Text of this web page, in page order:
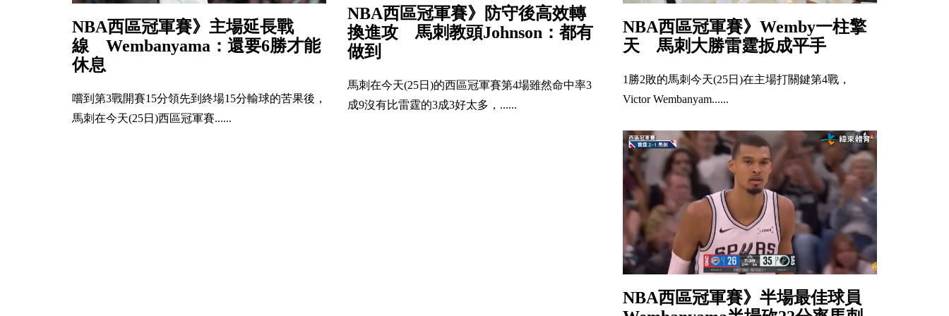
NBA西區冠軍賽》主場延長戰
線 Wembanyama：還要6勝才能
休息
嚐到第3戰開賽15分領先到終場15分輸球的苦果後，
馬刺在今天(25日)西區冠軍賽......
NBA西區冠軍賽》防守後高效轉
換進攻 馬刺教頭Johnson：都有
做到
馬刺在今天(25日)的西區冠軍賽第4場雖然命中率3
成9沒有比雷霆的3成3好太多，......
NBA西區冠軍賽》Wemby一柱擎
天 馬刺大勝雷霆扳成平手
1勝2敗的馬刺今天(25日)在主場打關鍵第4戰，
Victor Wembanyam......
NBA西區冠軍賽》半場最佳球員